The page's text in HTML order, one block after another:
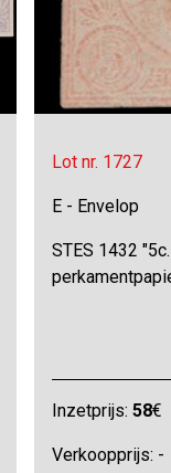
Lot nr. 1727
E - Envelop
STES 1432
Inzetprijs:58€
Verkoopprijs: -